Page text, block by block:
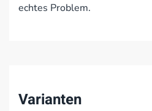
echtes Problem.
Varianten